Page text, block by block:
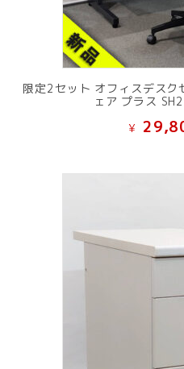
限定2セット オフィスデス
ェア プラス
¥